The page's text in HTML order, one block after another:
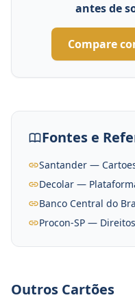
antes de
Compare
Fontes e
Santander —
Decolar —
Banco Central do
Procon-SP —
Outros Cartões